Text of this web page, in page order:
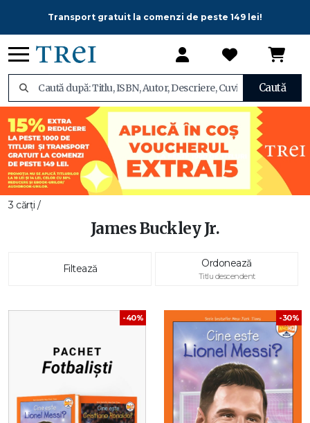
Transport gratuit la comenzi de peste 149 lei!
Caută
3 cărți /
James Buckley Jr.
Filtează Ordonează
Titlu descendent
-40% -30%